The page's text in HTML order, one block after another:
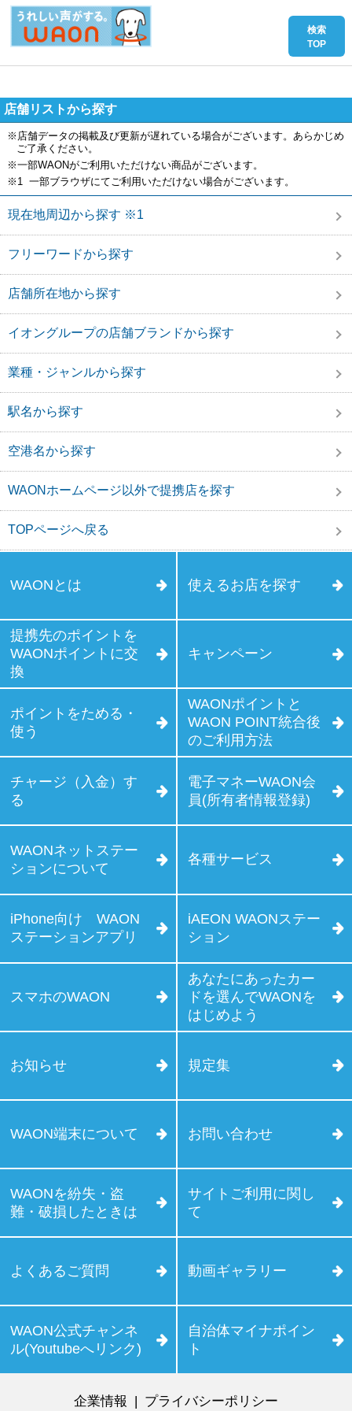
店舗リストから探す
※店舗データの掲載及び更新が遅れている場合がございます。あらかじめ
ご了承ください。
※一部WAONがご利用いただけない商品がございます。
※1 一部ブラウザにてご利用いただけない場合がございます。
現在地周辺から探す ※1
フリーワードから探す
店舗所在地から探す
イオングループの店舗ブランドから探す
業種・ジャンルから探す
駅名から探す
空港名から探す
WAONホームページ以外で提携店を探す
TOPページへ戻る